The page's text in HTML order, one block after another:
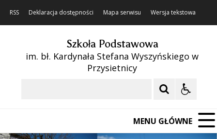
RSS Deklaracja dostępności Mapa serwisu Wersja tekstowa
Szkoła Podstawowa
im. bł. Kardynała Stefana Wyszyńskiego w
Przysietnicy
MENU GŁÓWNE